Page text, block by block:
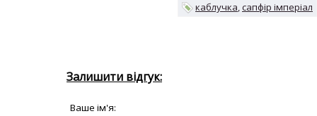
каблучка сапфір імперіал